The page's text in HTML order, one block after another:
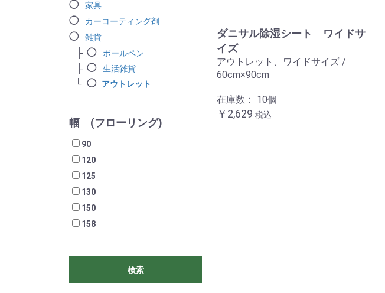
家具
カーコーティング剤
雑貨
ボールペン
生活雑貨
アウトレット
幅 (フローリング)
90
120
125
130
150
158
検索
ダニサル除湿シート ワイドサ
イズ
アウトレット、ワイドサイズ /
60cm×90cm
在庫数： 10個
￥2,629